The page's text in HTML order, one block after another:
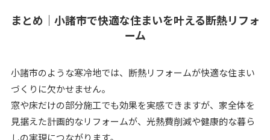
まとめ｜小諸市で快適な住まいを叶える断熱リフォ
ーム
小諸市のような寒冷地では、断熱リフォームが快適な住まい
づくりに欠かせません。
窓や床だけの部分施工でも効果を実感できますが、家全体を
見据えた計画的なリフォームが、光熱費削減や健康的な暮ら